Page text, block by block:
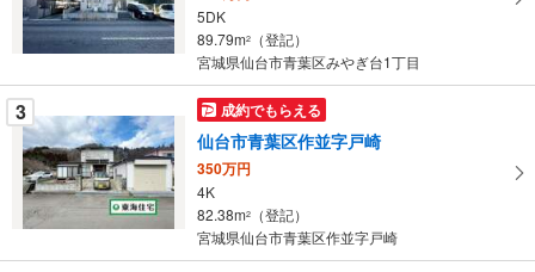
ペ
ー
に
保
存
す
る
5DK
89.79m2
（登記）
宮城県仙台市青葉区みやぎ台1丁目
3 成約でもらえる
仙台市青葉区作並字戸崎
350万円
4K
82.38m2
（登記）
宮城県仙台市青葉区作並字戸崎